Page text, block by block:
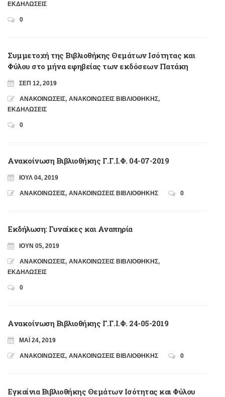
ΕΚΔΗΛΩΣΕΙΣ
0
Συμμετοχή της Βιβλιοθήκης Θεμάτων Ισότητας και
Φύλου στο μήνα εφηβείας των εκδόσεων Πατάκη
ΣΕΠ 12, 2019
ΑΝΑΚΟΙΝΩΣΕΙΣ, ΑΝΑΚΟΙΝΩΣΕΙΣ ΒΙΒΛΙΟΘΗΚΗΣ,
ΕΚΔΗΛΩΣΕΙΣ
0
Ανακοίνωση Βιβλιοθήκης Γ.Γ.Ι.Φ. 04-07-2019
ΙΟΎΛ 04, 2019
ΑΝΑΚΟΙΝΩΣΕΙΣ, ΑΝΑΚΟΙΝΩΣΕΙΣ ΒΙΒΛΙΟΘΗΚΗΣ 0
Εκδήλωση: Γυναίκες και Αναπηρία
ΙΟΎΝ 05, 2019
ΑΝΑΚΟΙΝΩΣΕΙΣ, ΑΝΑΚΟΙΝΩΣΕΙΣ ΒΙΒΛΙΟΘΗΚΗΣ,
ΕΚΔΗΛΩΣΕΙΣ
0
Ανακοίνωση Βιβλιοθήκης Γ.Γ.Ι.Φ. 24-05-2019
ΜΆΙ 24, 2019
ΑΝΑΚΟΙΝΩΣΕΙΣ, ΑΝΑΚΟΙΝΩΣΕΙΣ ΒΙΒΛΙΟΘΗΚΗΣ 0
Εγκαίνια Βιβλιοθήκης Θεμάτων Ισότητας και Φύλου